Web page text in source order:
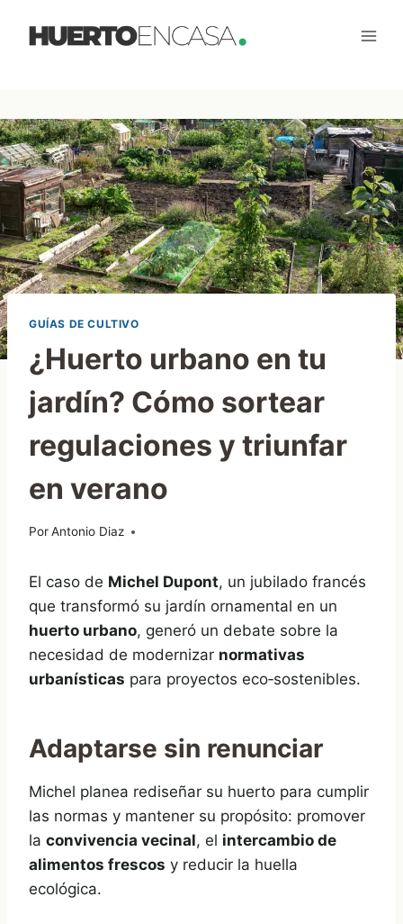
GUÍAS DE CULTIVO
¿Huerto urbano en tu
jardín? Cómo sortear
regulaciones y triunfar
en verano
PorAntonio Diaz
08/07/2025
El caso de Michel Dupont, un jubilado francés
que transformó su jardín ornamental en un
huerto urbano, generó un debate sobre la
necesidad de modernizar normativas
urbanísticas para proyectos eco‑sostenibles.
Adaptarse sin renunciar
Michel planea rediseñar su huerto para cumplir
las normas y mantener su propósito: promover
la convivencia vecinal, el intercambio de
alimentos frescos y reducir la huella
ecológica.